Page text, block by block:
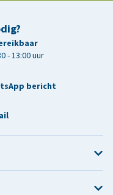
- 13:00 uur
bericht